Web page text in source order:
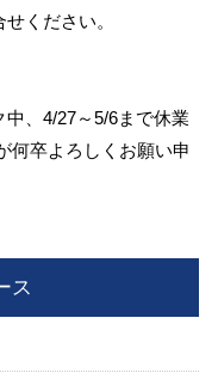
ください。
、4/27～5/6まで休業
何卒よろしくお願い申
ス